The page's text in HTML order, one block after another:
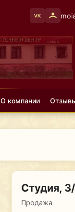
VK
О компании
Студия,
Продажа